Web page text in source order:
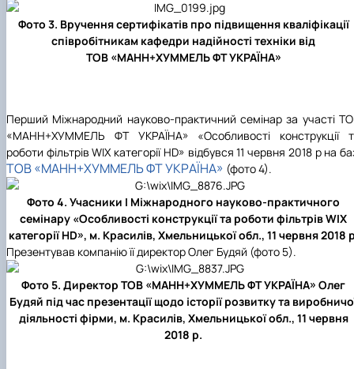
Фото 3. Вручення сертифікатів про підвищення кваліфікації
співробітникам кафедри надійності техніки від
ТОВ «МАНН+ХУММЕЛЬ ФТ УКРАЇНА»
Перший Міжнародний науково-практичний семінар за участі
«МАНН+ХУММЕЛЬ ФТ УКРАЇНА» «Особливості конструкції
роботи фільтрів WIX категорії HD» відбувся 11 червня 2018 р на
ТОВ «МАНН+ХУММЕЛЬ ФТ УКРАЇНА» (фото 4).
Фото 4. Учасники І Міжнародного науково-практичного
семінару «Особливості конструкції та роботи фільтрів WIX
категорії HD», м. Красилів, Хмельницької обл., 11 червня 2018
Презентував компанію її директор Олег Будяй (фото 5).
Фото 5. Директор ТОВ «МАНН+ХУММЕЛЬ ФТ УКРАЇНА» Олег
Будяй під час презентації щодо історії розвитку та
діяльності фірми, м. Красилів, Хмельницької обл., 11 червня
2018 р.